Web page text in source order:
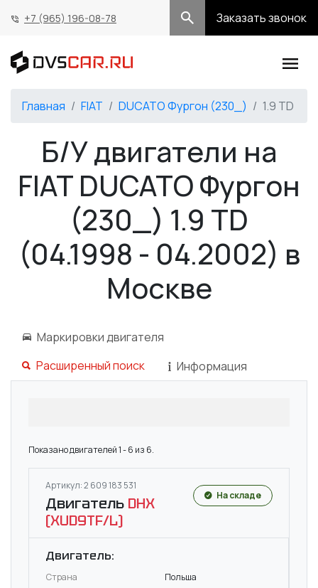
+7 (965) 196-08-78 Заказать звонок
Главная FIAT DUCATO Фургон (230_) 1.9 TD
Б/У двигатели на
FIAT DUCATO Фургон
(230_) 1.9 TD
(04.1998 - 04.2002) в
Москве
Маркировки двигателя
Расширенный поиск
Информация
Показано двигателей 1 - 6 из 6.
Артикул: 2 609 183 531
Двигатель DHX
(XUD9TF/L)
На складе
Двигатель:
Страна
Польша